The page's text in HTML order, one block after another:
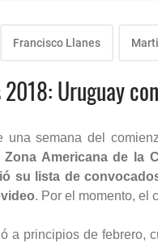
Francisco Llanes
2018: Uruguay
una semana del
Americana de la
su lista de
. Por el momento, el
a principios de febrero,